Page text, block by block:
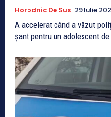
Horodnic De Sus 29 Iulie
A accelerat când a văzut